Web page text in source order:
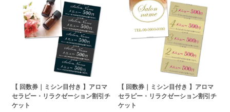
【 回数券｜ミシン目付き 】アロマ
セラピー・リラクゼーション割引チ
ケット
【 回数券｜ミシン目付き 】アロマ
セラピー・リラクゼーション割引チ
ケット